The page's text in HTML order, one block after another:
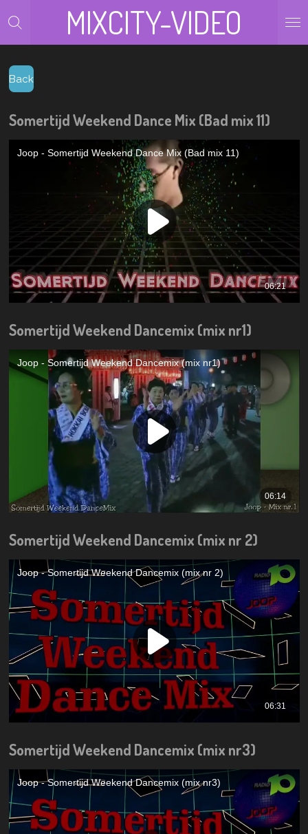
Zum
Hauptinhalt
springen
MIXCITY-VIDEO
Back
Somertijd Weekend Dance Mix (Bad mix 11)
Somertijd Weekend Dancemix (mix nr1)
Somertijd Weekend Dancemix (mix nr 2)
Somertijd Weekend Dancemix (mix nr3)